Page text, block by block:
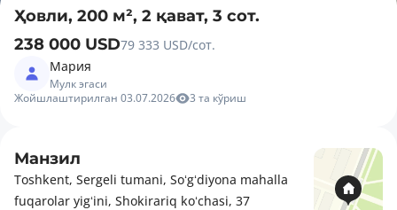
Ҳовли, 200 м², 2 қават, 3 сот.
238 000 USD79 333 USD/сот.
Мария
Мулк эгаси
Жойшлаштирилган 03.07.2026
3 та кўриш
Манзил
Toshkent, Sergeli tumani, Soʻgʻdiyona mahalla
fuqarolar yigʻini, Shokirariq koʻchasi, 37